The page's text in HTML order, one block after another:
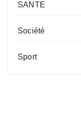
SANTE
Société
Sport